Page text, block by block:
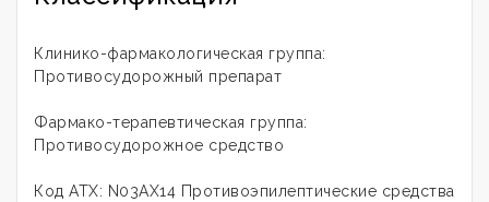
Клинико-фармакологическая группа:
Противосудорожный препарат
Фармако-терапевтическая группа:
Противосудорожное средство
Код АТХ: N03AX14 Противоэпилептические средства